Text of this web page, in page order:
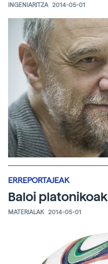
INGENIARITZA 2014-05-01
ERREPORTAJEAK
Baloi platonikoak
MATERIALAK 2014-05-01